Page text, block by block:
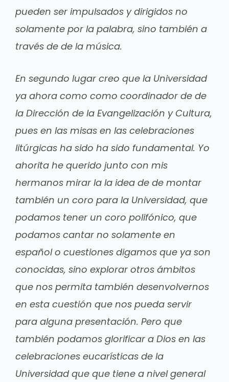
pueden ser impulsados y dirigidos no
solamente por la palabra, sino también a
través de de la música.
En segundo lugar creo que la Universidad
ya ahora como como coordinador de de
la Dirección de la Evangelización y Cultura,
pues en las misas en las celebraciones
litúrgicas ha sido ha sido fundamental. Yo
ahorita he querido junto con mis
hermanos mirar la la idea de de montar
también un coro para la Universidad, que
podamos tener un coro polifónico, que
podamos cantar no solamente en
español o cuestiones digamos que ya son
conocidas, sino explorar otros ámbitos
que nos permita también desenvolvernos
en esta cuestión que nos pueda servir
para alguna presentación. Pero que
también podamos glorificar a Dios en las
celebraciones eucarísticas de la
Universidad que que tiene a nivel general